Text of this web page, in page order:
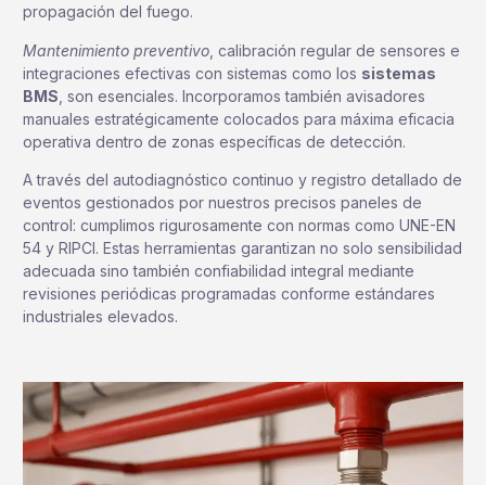
propagación del fuego.
Mantenimiento preventivo , calibración regular de sensores e
integraciones efectivas con sistemas como los sistemas
BMS , son esenciales. Incorporamos también avisadores
manuales estratégicamente colocados para máxima eficacia
operativa dentro de zonas específicas de detección.
A través del autodiagnóstico continuo y registro detallado de
eventos gestionados por nuestros precisos paneles de
control: cumplimos rigurosamente con normas como UNE-EN
54 y RIPCI. Estas herramientas garantizan no solo sensibilidad
adecuada sino también confiabilidad integral mediante
revisiones periódicas programadas conforme estándares
industriales elevados.